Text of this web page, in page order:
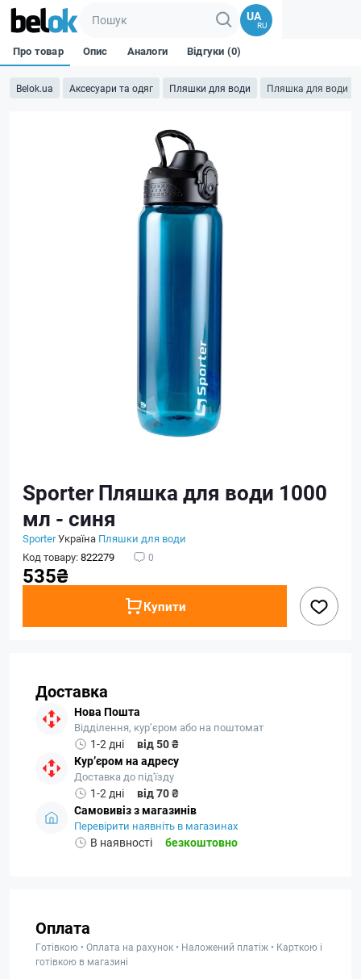
UA
RU
Belok.ua Аксесуари та одяг Пляшки для води Пляшка для води
Про товар Опис Аналоги Відгуки (0)
Sporter Пляшка для води 1000
мл - синя
SporterУкраїна Пляшки для води
Код товару:822279 0
535₴
Купити
Доставка
Нова Пошта
Відділення, кур’єром або на поштомат
1-2 дні
від 50 ₴
Кур’єром на адресу
Доставка до під'їзду
1-2 дні
від 70 ₴
Самовивіз з магазинів
Перевірити наявніть в магазинах
В наявності безкоштовно
Оплата
Готівкою • Оплата на рахунок • Наложений платіж • Карткою і
готівкою в магазині